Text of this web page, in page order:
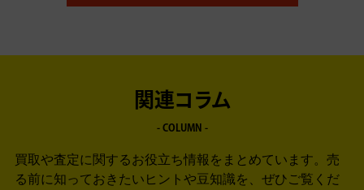
関連コラム
- COLUMN -
買取や査定に関するお役立ち情報をまとめています。 売
る前に知っておきたいヒントや豆知識を、ぜひご覧くだ